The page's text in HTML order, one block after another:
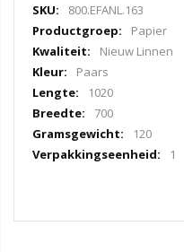
Meer
informatie
800.EFANL.163
Papier
Nieuw Linnen
Paars
1020
700
120
1